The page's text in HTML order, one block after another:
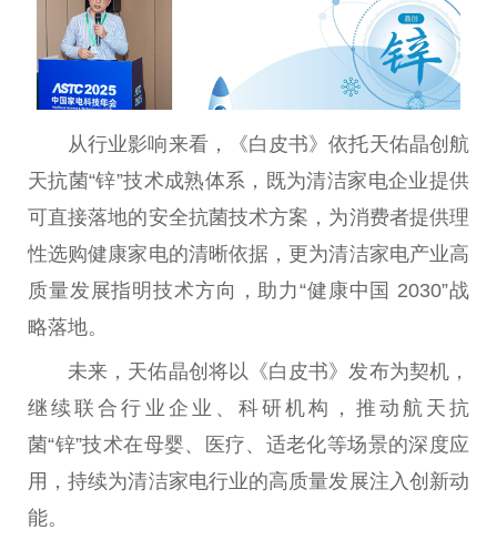
从行业影响来看，《白皮书》依托天佑晶创航
天抗菌“锌”技术成熟体系，既为清洁家电企业提供
可直接落地的安全抗菌技术方案，为消费者提供理
性选购健康家电的清晰依据，更为清洁家电产业高
质量发展指明技术方向，助力“健康中国 2030”战
略落地。
未来，天佑晶创将以《白皮书》发布为契机，
继续联合行业企业、科研机构，推动航天抗
菌“锌”技术在母婴、医疗、适老化等场景的深度应
用，持续为清洁家电行业的高质量发展注入创新动
能。